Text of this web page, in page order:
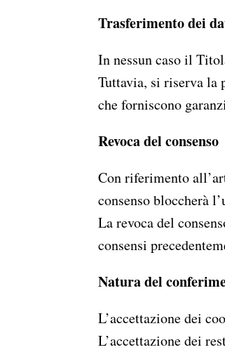
Trasferimento dei
In nessun caso il
Tuttavia, si riserva
che forniscono
Revoca del consenso
Con riferimento
consenso bloccherà
La revoca del
consensi
Natura del
L’accettazione dei
L’accettazione dei